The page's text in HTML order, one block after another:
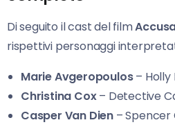
Di seguito il cast del film
rispettivi personaggi
Marie Avgeropoulos– Holly
Christina Cox– Detective
Casper Van Dien – Spencer